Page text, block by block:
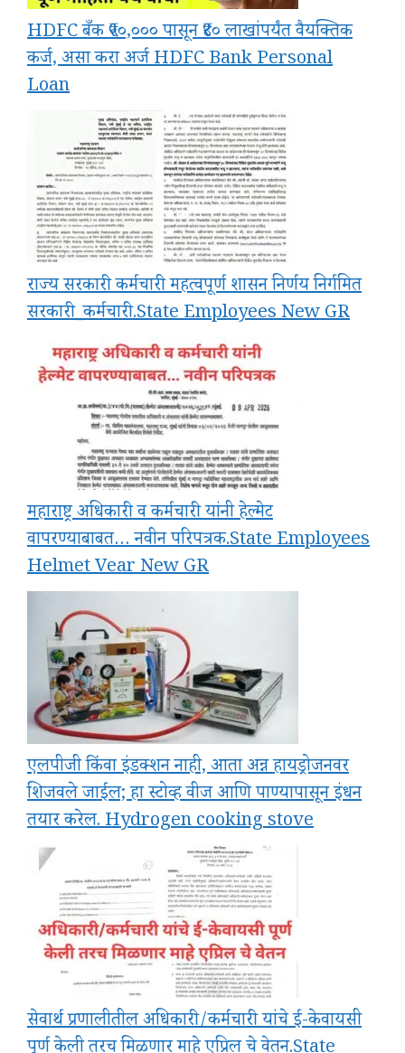
HDFC बँक ₹५०,००० पासून ₹४० लाखांपर्यंत वैयक्तिक
कर्ज, असा करा अर्ज HDFC Bank Personal
Loan
राज्य सरकारी कर्मचारी महत्वपूर्ण शासन निर्णय निर्गमित
सरकारी_कर्मचारी.State Employees New GR
महाराष्ट्र अधिकारी व कर्मचारी यांनी हेल्मेट
वापरण्याबाबत… नवीन परिपत्रक.State Employees
Helmet Vear New GR
एलपीजी किंवा इंडक्शन नाही, आता अन्न हायड्रोजनवर
शिजवले जाईल; हा स्टोव्ह वीज आणि पाण्यापासून इंधन
तयार करेल. Hydrogen cooking stove
सेवार्थ प्रणालीतील अधिकारी/कर्मचारी यांचे ई-केवायसी